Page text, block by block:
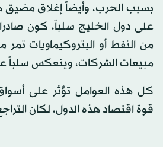
بسبب الحرب، وأيضاً إغلاق مضيق
على دول الخليج سلباً، كون
من النفط أو البتروكيماويات
مبيعات الشركات، وينعكس سلباً
كل هذه العوامل تؤثر على أسواق
قوة اقتصاد هذه الدول، لكان